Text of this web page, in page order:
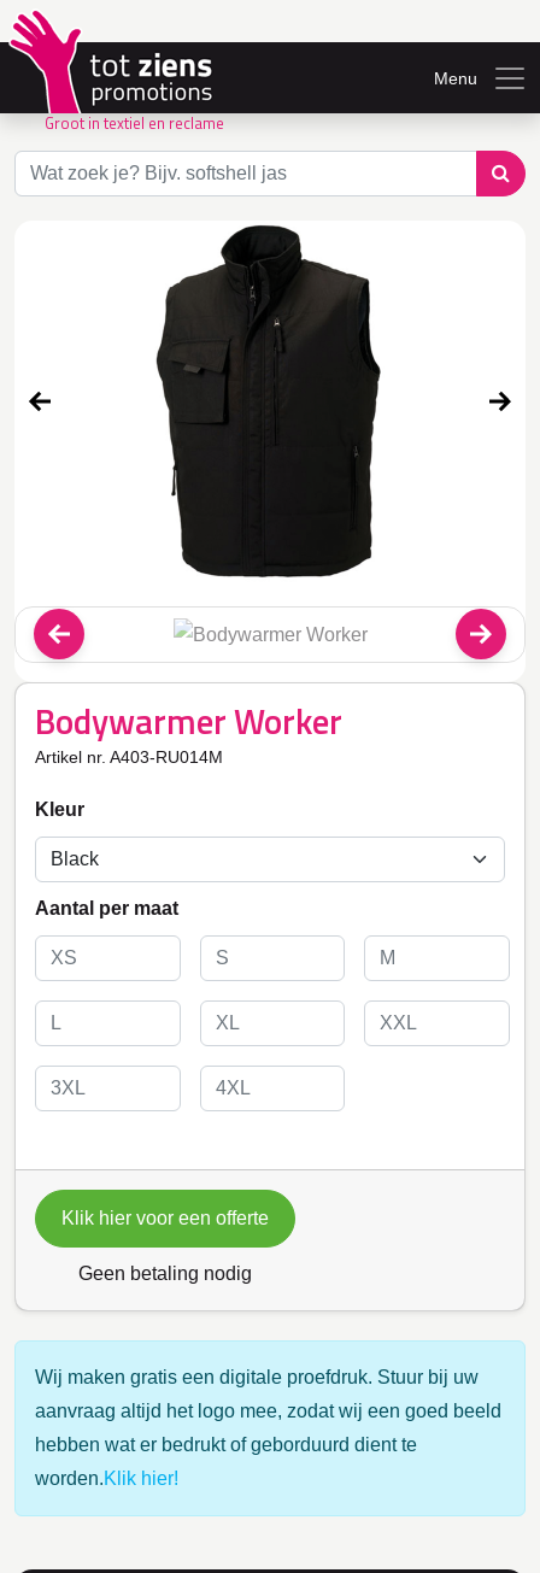
Groot in textiel en reclame
Menu
Bodywarmer Worker
Artikel nr. A403-RU014M
Kleur
Aantal per maat
Klik hier voor een offerte
Geen betaling nodig
Wij maken gratis een digitale proefdruk. Stuur bij uw
aanvraag altijd het logo mee, zodat wij een goed beeld
hebben wat er bedrukt of geborduurd dient te
worden.Klik hier!